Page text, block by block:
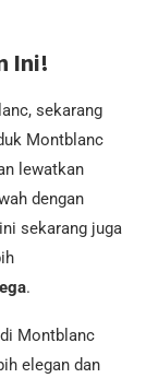
Ini!
sekarang
Montblanc
lewatkan
dengan
sekarang juga
.
Montblanc
elegan dan